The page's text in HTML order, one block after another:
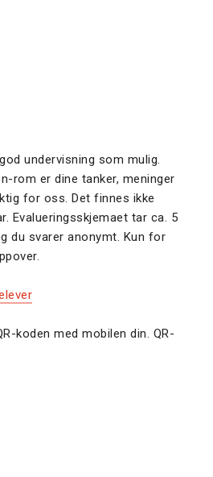
undervisning som mulig.
rom er dine tanker, meninger
for oss. Det finnes ikke
Evalueringsskjemaet tar ca. 5
du svarer anonymt. Kun for
koden med mobilen din. QR-